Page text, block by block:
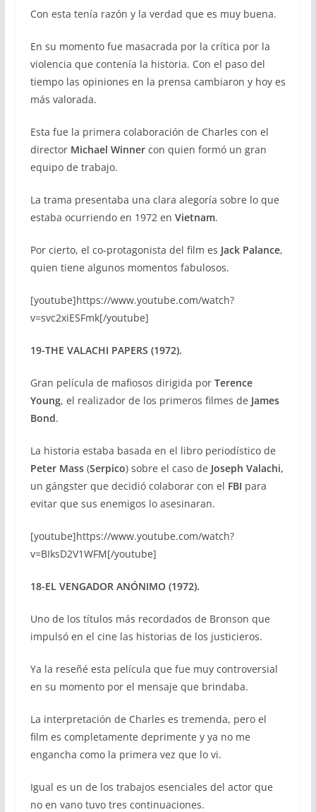
Con esta tenía razón y la verdad que es muy buena.
En su momento fue masacrada por la crítica por la
violencia que contenía la historia. Con el paso del
tiempo las opiniones en la prensa cambiaron y hoy es
más valorada.
Esta fue la primera colaboración de Charles con el
directorMichael Winnercon quien formó un gran
equipo de trabajo.
La trama presentaba una clara alegoría sobre lo que
estaba ocurriendo en 1972 en Vietnam.
Por cierto, el co-protagonista del film es Jack Palance,
quien tiene algunos momentos fabulosos.
[youtube]https://www.youtube.com/watch?
v=svc2xiESFmk[/youtube]
19-THE VALACHI PAPERS (1972).
Gran película de mafiosos dirigida porTerence
Young, el realizador de los primeros filmes de James
Bond.
La historia estaba basada en el libro periodístico de
Peter Mass(Serpico) sobre el caso de Joseph Valachi,
un gángster que decidió colaborar con el FBI para
evitar que sus enemigos lo asesinaran.
[youtube]https://www.youtube.com/watch?
v=BIksD2V1WFM[/youtube]
18-EL VENGADOR ANÓNIMO (1972).
Uno de los títulos más recordados de Bronson que
impulsó en el cine las historias de los justicieros.
Ya la reseñé esta película que fue muy controversial
en su momento por el mensaje que brindaba.
La interpretación de Charles es tremenda, pero el
film es completamente deprimente y ya no me
engancha como la primera vez que lo vi.
Igual es un de los trabajos esenciales del actor que
no en vano tuvo tres continuaciones.